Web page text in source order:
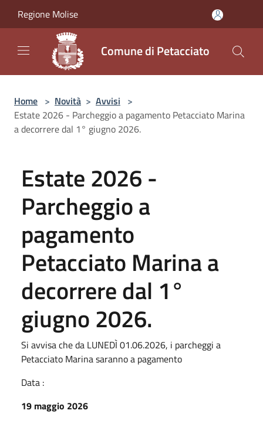
Regione Molise
Comune di Petacciato
Home > Novità > Avvisi >
Estate 2026 - Parcheggio a pagamento Petacciato Marina
a decorrere dal 1° giugno 2026.
Estate 2026 -
Parcheggio a
pagamento
Petacciato Marina a
decorrere dal 1°
giugno 2026.
Si avvisa che da LUNEDÌ 01.06.2026, i parcheggi a
Petacciato Marina saranno a pagamento
Data :
19 maggio 2026